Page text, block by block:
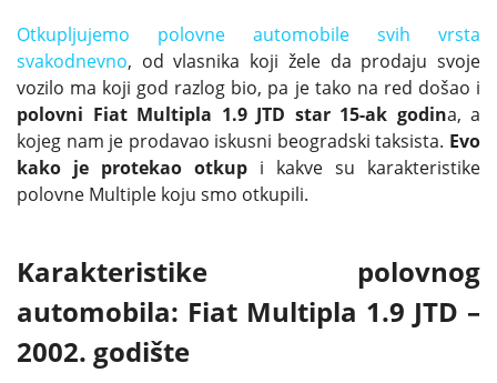
Otkupljujemo polovne automobile svih vrsta
svakodnevno, od vlasnika koji žele da prodaju svoje
vozilo ma koji god razlog bio, pa je tako na red došao i
polovni Fiat Multipla 1.9 JTD star 15-ak godina, a
kojeg nam je prodavao iskusni beogradski taksista. Evo
kako je protekao otkup i kakve su karakteristike
polovne Multiple koju smo otkupili.
Karakteristike polovnog
automobila: Fiat Multipla 1.9 JTD –
2002. godište